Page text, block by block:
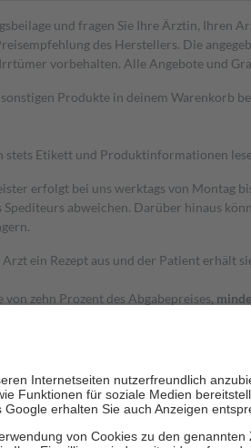
und fragen Sie Ihre Ärztin,
des Herstellers. Die
vorbehalten. Alle Angebote und
Produkte in deinem Warenkorb
stets Etikett und Produktinformationen
erfolgt bei uns werktags von Montag
abweichen. Darüber hinaus
ein Rezept aus und der Patient erhält
zehn Prozent des Abgabepreises,
zu stärken und die besondere
mit Ausnahme der Fahrkosten
von der GKV getragen werden